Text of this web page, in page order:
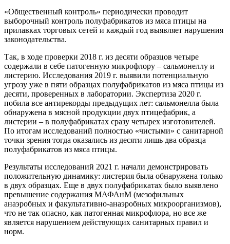
«Общественный контроль» периодически проводит
выборочный контроль полуфабрикатов из мяса птицы на
прилавках торговых сетей и каждый год выявляет нарушения
законодательства.
Так, в ходе проверки 2018 г. из десяти образцов четыре
содержали в себе патогенную микрофлору – сальмонеллу и
листерию. Исследования 2019 г. выявили потенциальную
угрозу уже в пяти образцах полуфабрикатов из мяса птицы из
десяти, проверенных в лаборатории. Экспертиза 2020 г.
побила все антирекорды предыдущих лет: сальмонелла была
обнаружена в мясной продукции двух птицефабрик, а
листерии – в полуфабрикатах сразу четырех изготовителей.
По итогам исследований полностью «чистыми» с санитарной
точки зрения тогда оказались из десяти лишь два образца
полуфабрикатов из мяса птицы.
Результаты исследований 2021 г. начали демонстрировать
положительную динамику: листерия была обнаружена только
в двух образцах. Еще в двух полуфабрикатах было выявлено
превышение содержания МАФАнМ (мезофильных
анаэробных и факультативно-анаэробных микроорганизмов),
что не так опасно, как патогенная микрофлора, но все же
является нарушением действующих санитарных правил и
норм.